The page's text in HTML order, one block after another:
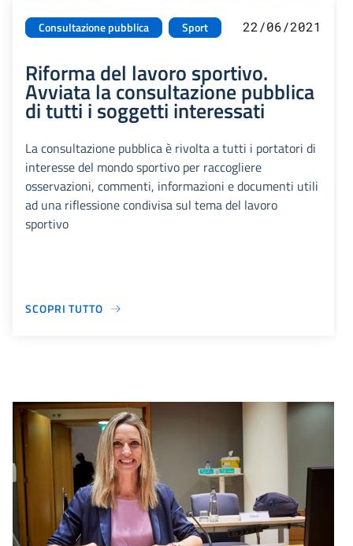
Consultazione pubblica Sport 22/06/2021
Riforma del lavoro sportivo.
Avviata la consultazione pubblica
di tutti i soggetti interessati
La consultazione pubblica è rivolta a tutti i portatori di
interesse del mondo sportivo per raccogliere
osservazioni, commenti, informazioni e documenti utili
ad una riflessione condivisa sul tema del lavoro
sportivo
SCOPRI TUTTO